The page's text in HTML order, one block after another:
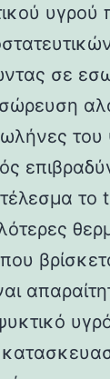
υγρού
σε
του
το